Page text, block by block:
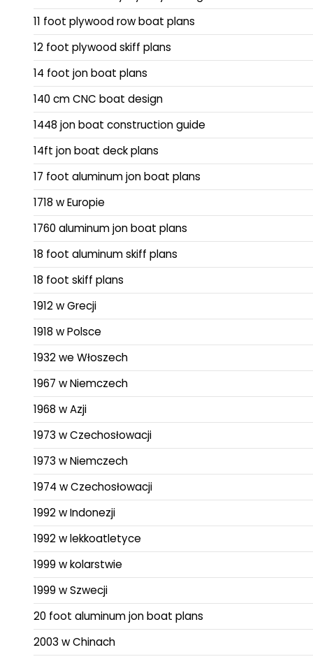
11 foot plywood row boat plans
12 foot plywood skiff plans
14 foot jon boat plans
140 cm CNC boat design
1448 jon boat construction guide
14ft jon boat deck plans
17 foot aluminum jon boat plans
1718 w Europie
1760 aluminum jon boat plans
18 foot aluminum skiff plans
18 foot skiff plans
1912 w Grecji
1918 w Polsce
1932 we Włoszech
1967 w Niemczech
1968 w Azji
1973 w Czechosłowacji
1973 w Niemczech
1974 w Czechosłowacji
1992 w Indonezji
1992 w lekkoatletyce
1999 w kolarstwie
1999 w Szwecji
20 foot aluminum jon boat plans
2003 w Chinach